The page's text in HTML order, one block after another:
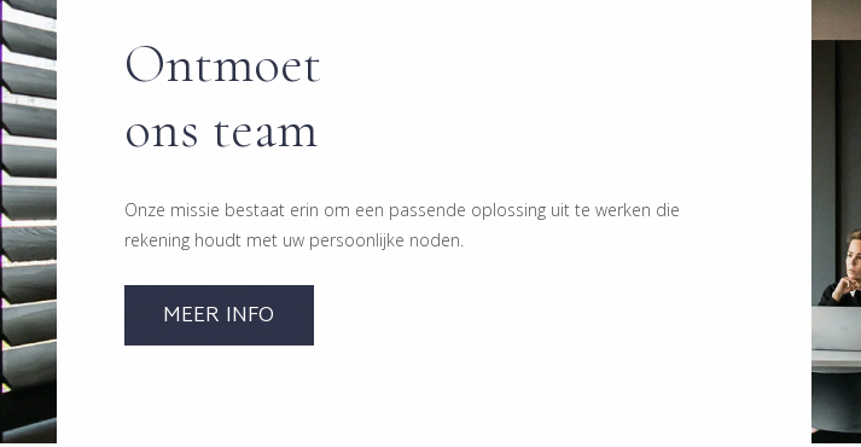
Ontmoet
ons team
Onze missie bestaat erin om een passende oplossing uit te werken die
rekening houdt met uw persoonlijke noden.
MEER INFO